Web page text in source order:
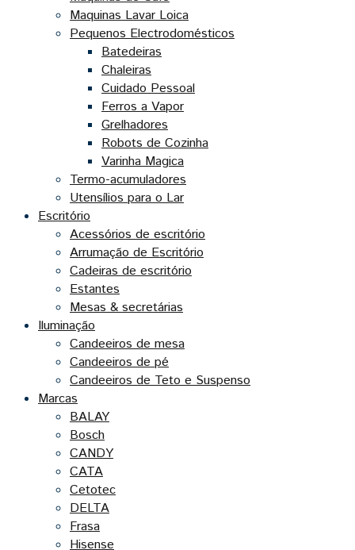
Maquinas Lavar Loica
Pequenos Electrodomésticos
Batedeiras
Chaleiras
Cuidado Pessoal
Ferros a Vapor
Grelhadores
Robots de Cozinha
Varinha Magica
Termo-acumuladores
Utensílios para o Lar
Escritório
Acessórios de escritório
Arrumação de Escritório
Cadeiras de escritório
Estantes
Mesas & secretárias
Iluminação
Candeeiros de mesa
Candeeiros de pé
Candeeiros de Teto e Suspenso
Marcas
BALAY
Bosch
CANDY
CATA
Cetotec
DELTA
Frasa
Hisense